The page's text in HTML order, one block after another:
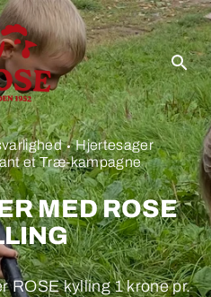
Hjertesager
et Træ-kampagne
MED ROSE
ROSE kylling 1 krone pr.